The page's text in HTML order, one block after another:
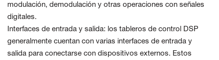
modulación, demodulación y otras operaciones con señales
digitales.
Interfaces de entrada y salida: los tableros de control DSP
generalmente cuentan con varias interfaces de entrada y
salida para conectarse con dispositivos externos. Estos